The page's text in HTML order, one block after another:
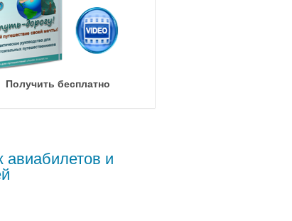
Получить бесплатно
авиабилетов и